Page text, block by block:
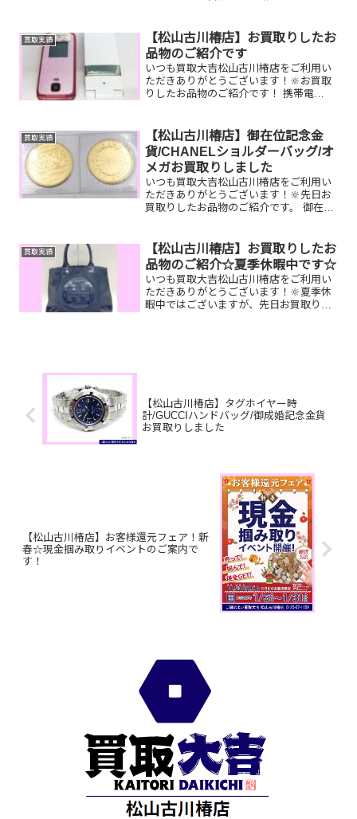
品物はございませんか？そのお品物ぜ
ひ！買取大吉松山古川椿店に...
買取実績
【松山古川椿店】お買取りしたお
品物のご紹介です
いつも買取大吉松山古川椿店をご利用い
ただきありがとうございます！🔆お買取
りしたお品物のご紹介です！ 携帯電
はございませんか？そのお品物ぜひ！買
取大吉松山古川椿店にお査定...
買取実績
【松山古川椿店】御在位記念金
貨/CHANELショルダーバッグ/オ
メガお買取りしました
いつも買取大吉松山古川椿店をご利用い
ただきありがとうございます！🔆先日お
買取りしたお品物のご紹介です。 御在位
はございませんか？ぜひ買取大吉松山古
川椿店にお査定さ...
買取実績
【松山古川椿店】お買取りしたお
品物のご紹介☆夏季休暇中です☆
いつも買取大吉松山古川椿店をご利用い
ただきありがとうございます！🔆夏季休
暇中ではございますが、先日お買取りし
【松山古川椿店】タグホイヤー時
計/GUCCIハンドバッグ/御成婚記念金貨
お買取りしました
【松山古川椿店】お客様還元フェア！新
春☆現金掴み取りイベントのご案内で
す！